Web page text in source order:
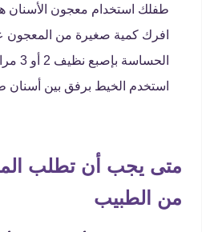
طفلك استخدام معجون الأسنان
افرك كمية صغيرة من المعجون
استخدم الخيط برفق بين أسنان
متى يجب أن تطلب
من الطبيب